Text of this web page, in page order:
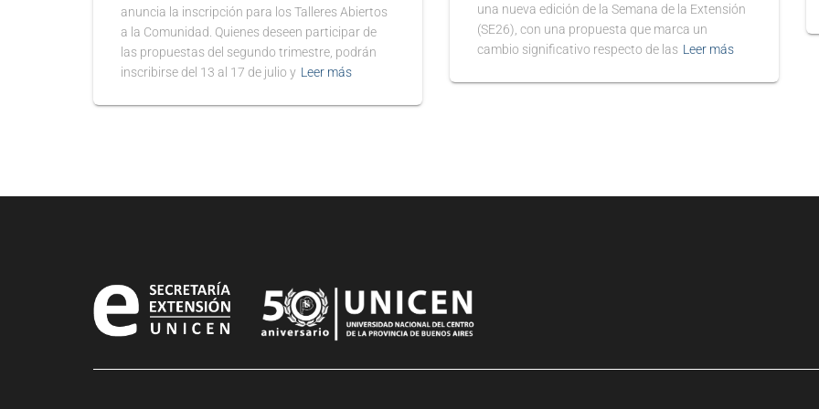
anuncia la inscripción para los Talleres Abiertos
a la Comunidad. Quienes deseen participar de
las propuestas del segundo trimestre, podrán
inscribirse del 13 al 17 de julio y Leer más
una nueva edición de la Semana de la Extensión
(SE26), con una propuesta que marca un
cambio significativo respecto de las Leer más